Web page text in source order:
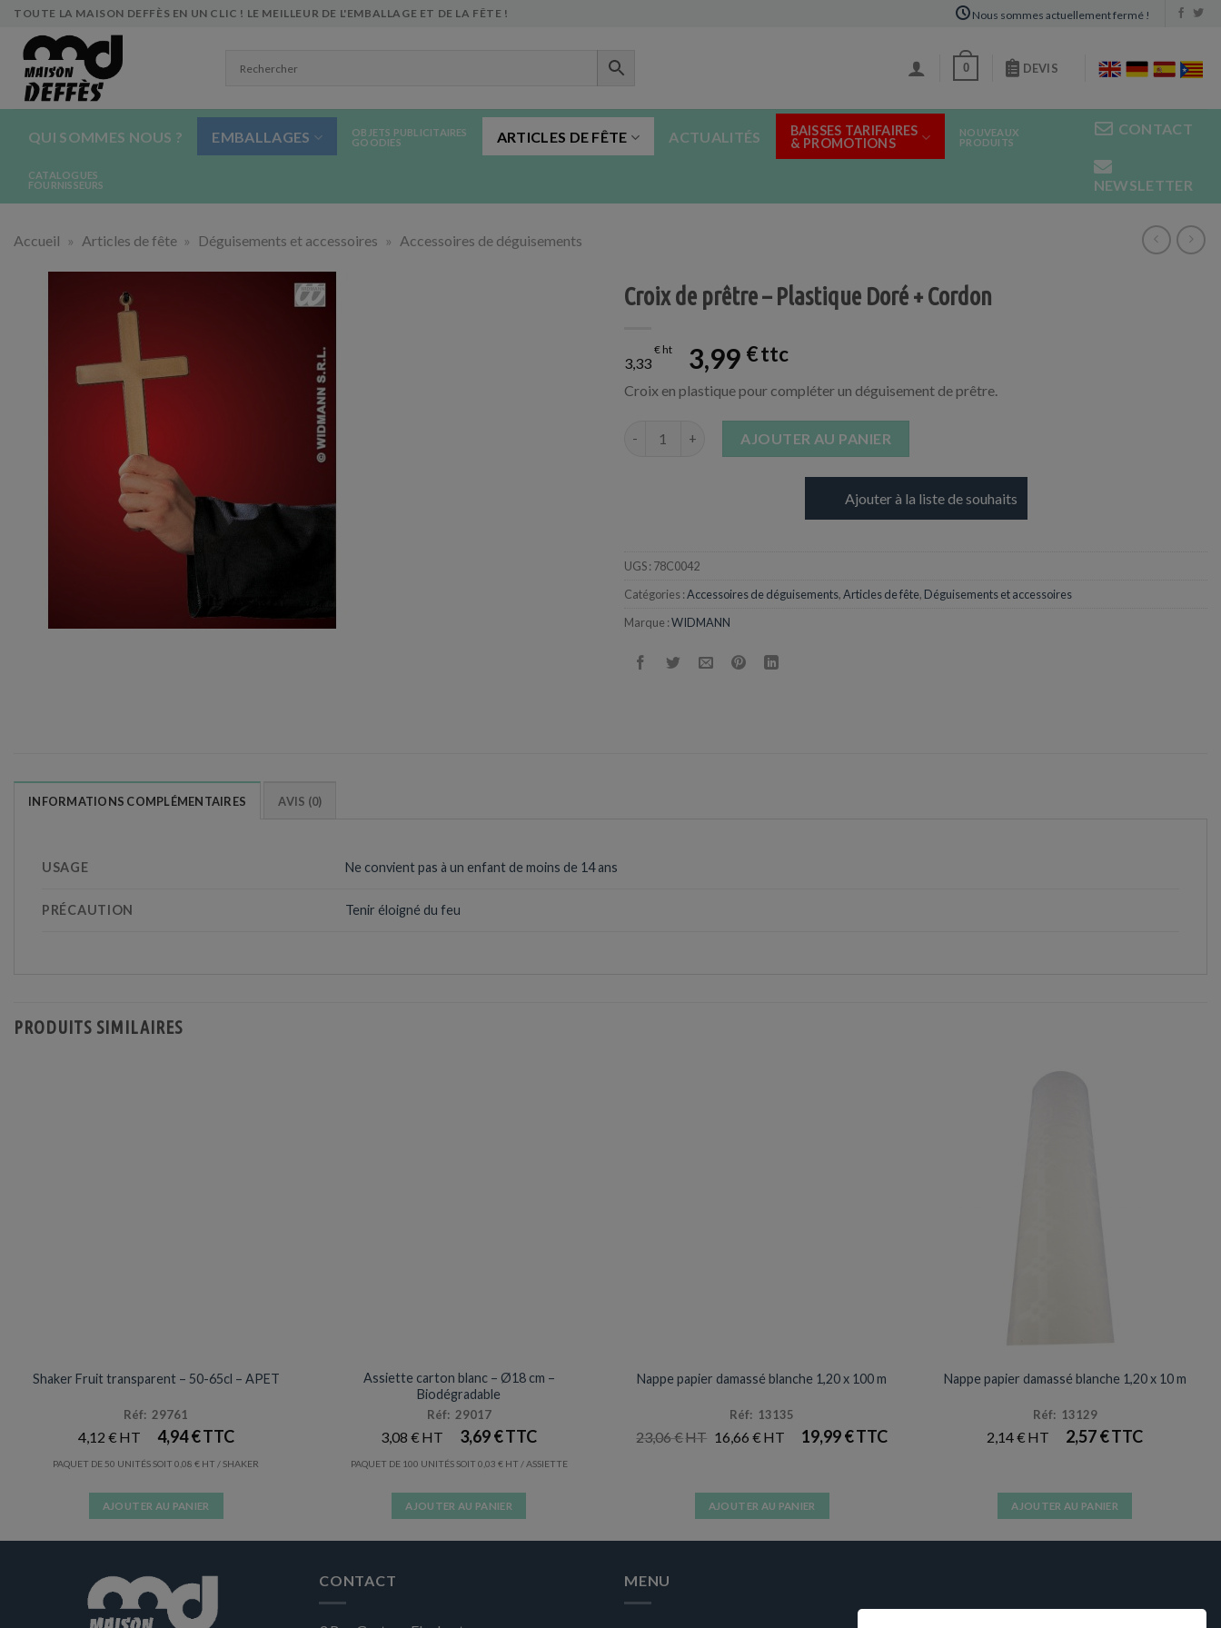
Skip
content
TOUTE LA MAISON DEFFÈS EN UN CLIC ! LE MEILLEUR DE L'EMBALLAGE ET DE LA FÊTE ! Nous sommes actuellement fermé !
0 DEVIS
QUI SOMMES NOUS ? EMBALLAGES
OBJETS PUBLICITAIRES
GOODIES
ARTICLES DE FÊTE ACTUALITÉS
BAISSES TARIFAIRES
& PROMOTIONS
NOUVEAUX
PRODUITS
CATALOGUES
FOURNISSEURS
CONTACT
NEWSLETTER
Accueil » Articles de fête » Déguisements et accessoires » Accessoires de déguisements
Croix de prêtre – Plastique Doré + Cordon
3,33
€ 3,99 €
Croix en plastique pour compléter un déguisement de prêtre.
AJOUTER AU PANIER
Ajouter à la liste de souhaits
UGS : 78C0042
Catégories :Accessoires de déguisements,Articles de fête, Déguisements et accessoires
Marque :WIDMANN
INFORMATIONS COMPLÉMENTAIRES AVIS (0)
USAGE Ne convient pas à un enfant de moins de 14 ans
PRÉCAUTION Tenir éloigné du feu
PRODUITS SIMILAIRES
Shaker Fruit transparent – 50-65cl – APET
Réf: 29761
4,12 € 4,94€
PAQUET DE 50 UNITÉS SOIT 0,08€ / SHAKER
AJOUTER AU PANIER
Prix en baisse
Assiette carton blanc – Ø18 cm –
Biodégradable
Réf: 29017
3,08€ 3,69€
PAQUET DE 100 UNITÉS SOIT 0,03 € / ASSIETTE
AJOUTER AU PANIER
Nappe papier damassé blanche 1,20 x 100 m
Réf: 13135
23,06€
LE
PRIX
16,66€
PRIX19,99€
AJOUTER AU PANIER
Nappe papier damassé blanche 1,20 x 10 m
Réf: 13129
2,14€ 2,57€
AJOUTER AU PANIER
CONTACT MENU